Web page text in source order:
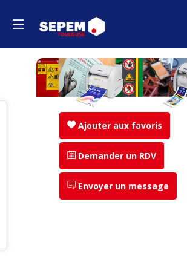
Ajouter aux favoris
Demander un RDV
Envoyer un message